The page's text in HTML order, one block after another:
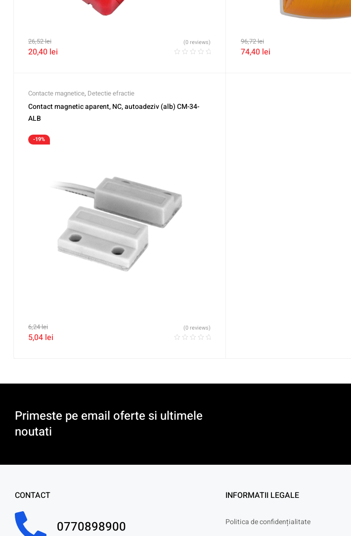
26,52lei
20,40 lei
(0 reviews) 96,72lei
74,40 lei
Contacte magnetice, Detectie efractie
Contact magnetic aparent, NC, autoadeziv (alb) CM-34-
ALB
-19%
6,24lei
5,04 lei
(0 reviews)
Primeste pe email oferte si ultimele
noutati
CONTACT
0770898900
INFORMATII LEGALE
Politica de confidențialitate